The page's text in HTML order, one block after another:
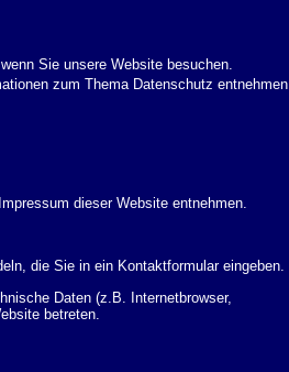
Sie unsere Website besuchen.
zum Thema Datenschutz entnehmen
dieser Website entnehmen.
die Sie in ein Kontaktformular eingeben.
Daten (z.B. Internetbrowser,
betreten.